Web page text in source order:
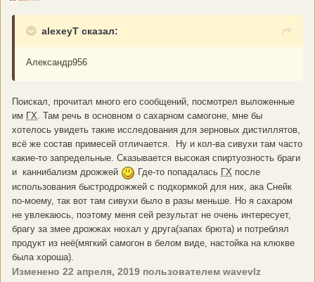
alexeyT сказал:
Александр956
Поискал, прочитал много его сообщений, посмотрел выложенные
им ГХ. Там речь в основном о сахарном самогоне, мне бы
хотелось увидеть такие исследования для зерновых дистиллятов,
всё же состав примесей отличается. Ну и кол-ва сивухи там часто
какие-то запредельные. Сказывается высокая спиртуозность браги
и каннибализм дрожжей
Где-то попадалась ГХ после
использования быстродрожжей с подкормкой для них, ака Снейк
по-моему, так вот там сивухи было в разы меньше. Но я сахаром
не увлекаюсь, поэтому меня сей результат не очень интересует,
брагу за змее дрожжах нюхал у друга(запах брюта) и потреблял
продукт из неё(мягкий самогон в белом виде, настойка на клюкве
была хороша).
Изменено 22 апреля, 2019 пользователем wavevlz